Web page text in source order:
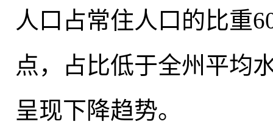
人口占常住人口的比重
点，占比低于全州平均
呈现下降趋势。